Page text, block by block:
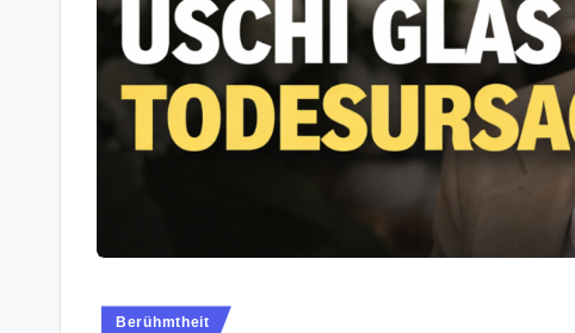
Posted
Berühmtheit